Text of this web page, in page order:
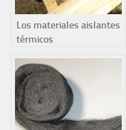
Los materiales aislantes
térmicos